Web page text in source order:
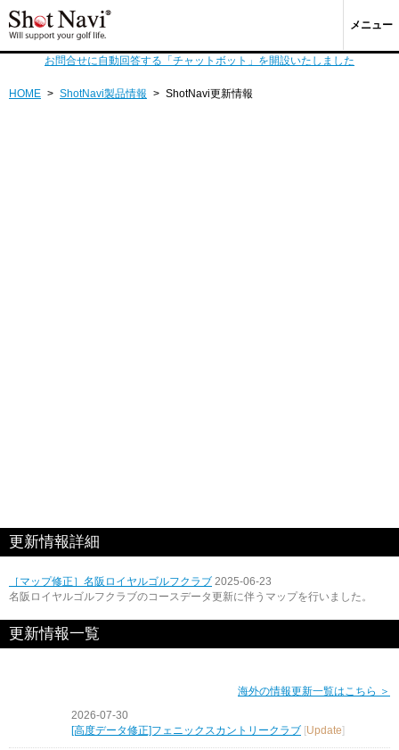
メニュー
お問合せに自動回答する「チャットボット」を開設いたしました
HOME > ShotNavi製品情報 > ShotNavi更新情報
更新情報詳細
［マップ修正］名阪ロイヤルゴルフクラブ 2025-06-23
名阪ロイヤルゴルフクラブのコースデータ更新に伴うマップを行いました。
更新情報一覧
海外の情報更新一覧はこちら ＞
2026-07-30
[高度データ修正]フェニックスカントリークラブ
Update